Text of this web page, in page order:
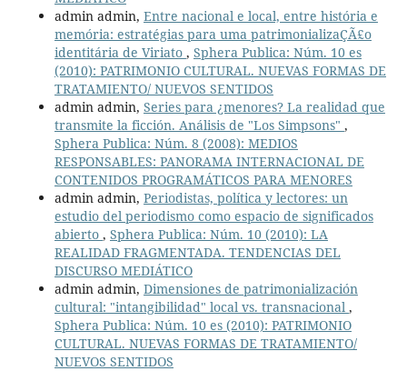
admin admin, Entre nacional e local, entre história e
memória: estratégias para uma patrimonializaÇÃ£o
identitária de Viriato , Sphera Publica: Núm. 10 es
(2010): PATRIMONIO CULTURAL. NUEVAS FORMAS DE
TRATAMIENTO/ NUEVOS SENTIDOS
admin admin, Series para ¿menores? La realidad que
transmite la ficción. Análisis de "Los Simpsons" ,
Sphera Publica: Núm. 8 (2008): MEDIOS
RESPONSABLES: PANORAMA INTERNACIONAL DE
CONTENIDOS PROGRAMÁTICOS PARA MENORES
admin admin, Periodistas, política y lectores: un
estudio del periodismo como espacio de significados
abierto , Sphera Publica: Núm. 10 (2010): LA
REALIDAD FRAGMENTADA. TENDENCIAS DEL
DISCURSO MEDIÁTICO
admin admin, Dimensiones de patrimonialización
cultural: "intangibilidad" local vs. transnacional ,
Sphera Publica: Núm. 10 es (2010): PATRIMONIO
CULTURAL. NUEVAS FORMAS DE TRATAMIENTO/
NUEVOS SENTIDOS